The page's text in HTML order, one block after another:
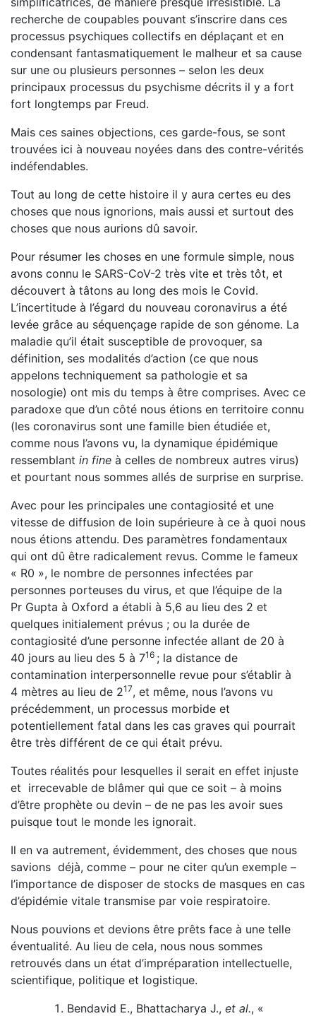
recherche de coupables pouvant s’ins­crire dans ces
processus psychiques collectifs en déplaçant et en
condensant fantasmatiquement le malheur et sa cause
sur une ou plusieurs personnes – selon les deux
principaux proces­sus du psychisme décrits il y a fort
fort longtemps par Freud.
Mais ces saines objections, ces garde-fous, se sont
trouvées ici à nouveau noyées dans des contre-vérités
indéfendables.
Tout au long de cette histoire il y aura certes eu des
choses que nous ignorions, mais aussi et surtout des
choses que nous aurions dû savoir.
Pour résumer les choses en une formule simple, nous
avons connu le SARS-CoV-2 très vite et très tôt, et
découvert à tâtons au long des mois le Covid.
L’incertitude à l’égard du nouveau coronavirus a été
levée grâce au séquençage rapide de son génome. La
maladie qu’il était susceptible de provoquer, sa
définition, ses modalités d’action (ce que nous
appelons techniquement sa pathologie et sa
nosologie) ont mis du temps à être comprises. Avec ce
paradoxe que d’un côté nous étions en territoire connu
(les coronavirus sont une famille bien étudiée et,
comme nous l’avons vu, la dynamique épidé­mique
ressemblant in fine à celles de nombreux autres virus)
et pourtant nous sommes allés de surprise en surprise.
Avec pour les principales une contagiosité et une
vitesse de diffusion de loin supérieure à ce à quoi nous
nous étions attendu. Des paramètres fondamentaux
qui ont dû être radi­calement revus. Comme le fameux
« R0 », le nombre de per­sonnes infectées par
personnes porteuses du virus, et que l’équipe de la
Pr Gupta à Oxford a établi à 5,6 au lieu des 2 et
quelques initialement prévus ; ou la durée de
contagiosité d’une personne infectée allant de 20 à
40 jours au lieu des 5 à 716 ; la distance de
contamination interpersonnelle revue pour s’établir à
4 mètres au lieu de 217, et même, nous l’avons vu
précédemment, un processus morbide et
potentiellement fatal dans les cas graves qui pourrait
être très différent de ce qui était prévu.
Toutes réalités pour lesquelles il serait en effet injuste
et irrecevable de blâmer qui que ce soit – à moins
d’être prophète ou devin – de ne pas les avoir sues
puisque tout le monde les ignorait.
Il en va autrement, évidemment, des choses que nous
savions déjà, comme – pour ne citer qu’un exemple –
l’importance de disposer de stocks de masques en cas
d’épidémie vitale transmise par voie respiratoire.
Nous pouvions et devions être prêts face à une telle
éven­tualité. Au lieu de cela, nous nous sommes
retrouvés dans un état d’impréparation intellectuelle,
scientifique, politique et logistique.
Bendavid E., Bhattacharya J., et al., «